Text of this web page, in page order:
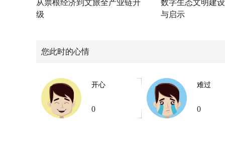
从票根经济到文旅全产业链升
级
数字生态文明建
与启示
您此时的心情
开心
0
难过
0